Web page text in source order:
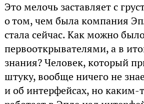
Это мелочь заставляет с
о том, чем была компания
стала сейчас. Как можно
первооткрывателями, а в
знания? Человек, который
штуку, вообще ничего не
и об интерфейсах, но каким-